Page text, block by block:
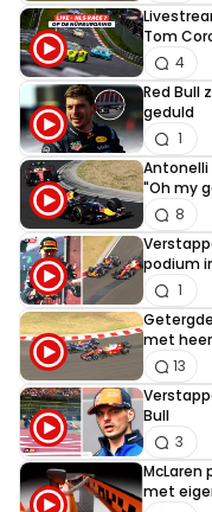
Tom
4
Red Bull
geduld
1
"Oh my
8
podium
1
met
13
Bull
3
McLaren
met